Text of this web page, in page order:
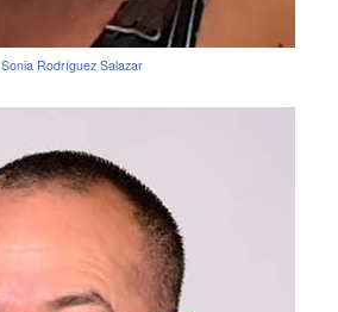
Sonia Rodríguez Salazar